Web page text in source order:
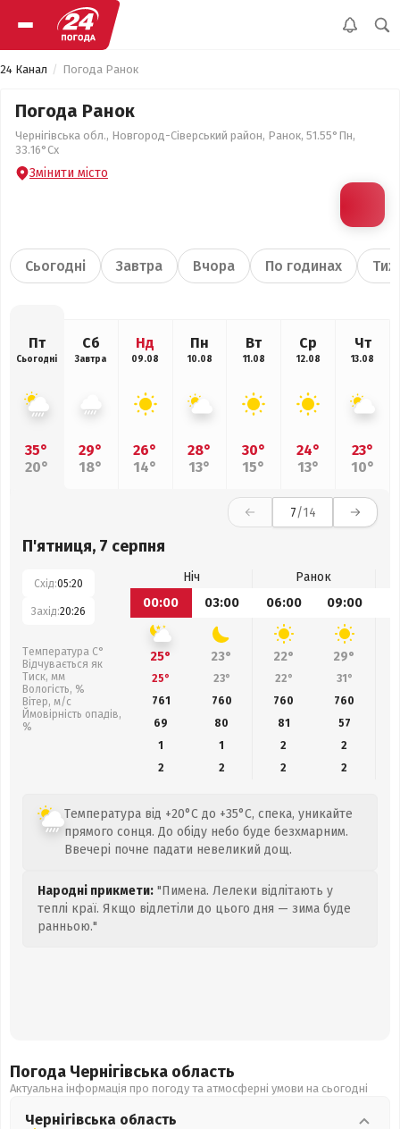
24 Канал Погода Ранок
Погода Ранок
Чернігівська обл., Новгород-Сіверський район, Ранок, 51.55°Пн,
33.16°Сх
Змінити місто
Сьогодні Завтра Вчора По годинах
Пт
Сьогодні
35°
20°
Сб
Завтра
29°
18°
Нд
09.08
26°
14°
Пн
10.08
28°
13°
Вт
11.08
30°
15°
Ср
12.08
24°
13°
Чт
13.08
23°
10°
7/14
П'ятниця, 7 серпня
Схід:05:20
Захід:20:26
Температура С°
Відчувається як
Тиск, мм
Вологість, %
Вітер, м/с
Ймовірність опадів,
%
Ніч
Ранок
00:00
03:00 06:00 09:00
25° 23° 22° 29°
25° 23° 22° 31°
761
760 760 760
69
80 81 57
1
1 2
2
2
2 2 2
Температура від +20°C до +35°C, спека, уникайте
прямого сонця. До обіду небо буде безхмарним.
Ввечері почне падати невеликий дощ.
Народні прикмети: "Пимена. Лелеки відлітають у
теплі краї. Якщо відлетіли до цього дня — зима буде
ранньою."
Погода Чернігівська область
Актуальна інформація про погоду та атмосферні умови на сьогодні
Чернігівська область